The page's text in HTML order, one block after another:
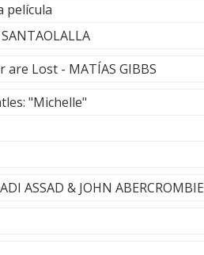
película
Lost - MATÍAS GIBBS
"Michelle"
ASSAD & JOHN ABERCROMBIE